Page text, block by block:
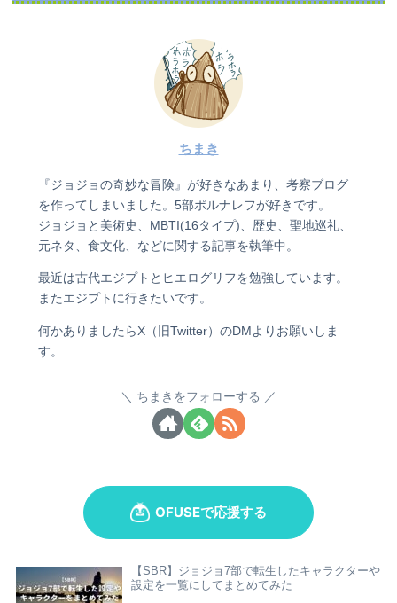
ちまき
『ジョジョの奇妙な冒険』が好きなあまり、考察ブログ
を作ってしまいました。5部ポルナレフが好きです。
ジョジョと美術史、MBTI(16タイプ)、歴史、聖地巡礼、
元ネタ、食文化、などに関する記事を執筆中。
最近は古代エジプトとヒエログリフを勉強しています。
またエジプトに行きたいです。
何かありましたらX（旧Twitter）のDMよりお願いしま
す。
ちまきをフォローする
【SBR】ジョジョ7部で転生したキャラクターや
設定を一覧にしてまとめてみた